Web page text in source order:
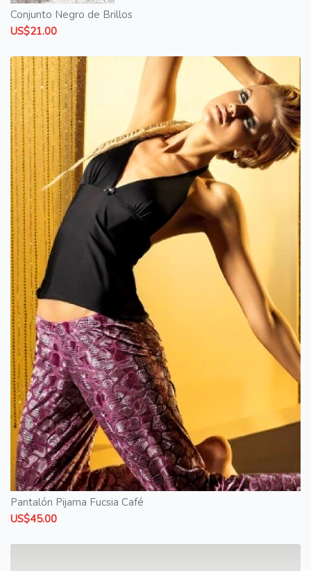
Conjunto Negro de Brillos
US$21.00
Pantalón Pijama Fucsia Café
US$45.00